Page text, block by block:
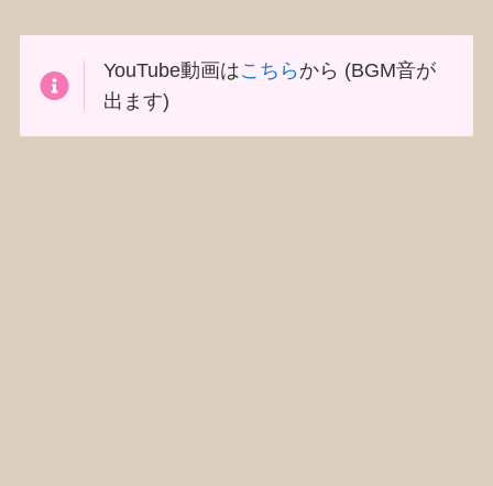
YouTube動画はこちら から (BGM音が
出ます)